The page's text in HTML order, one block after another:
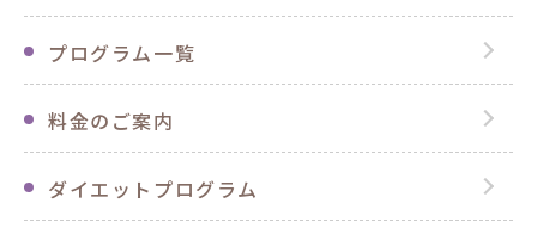
プログラム一覧
料金のご案内
ダイエットプログラム